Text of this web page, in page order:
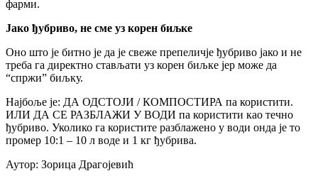
фарми.
Јако ђубриво, не сме уз корен биљке
Оно што је битно је да је свеже препеличје ђубриво јако и не
треба га директно стављати уз корен биљке јер може да
“спржи” биљку.
Најбоље је: ДА ОДСТОЈИ / КОМПОСТИРА па користити.
ИЛИ ДА СЕ РАЗБЛАЖИ У ВОДИ па користити као течно
ђубриво. Уколико га користите разблажено у води онда је то
промер 10:1 – 10 л воде и 1 кг ђубрива.
Аутор: Зорица Драгојевић